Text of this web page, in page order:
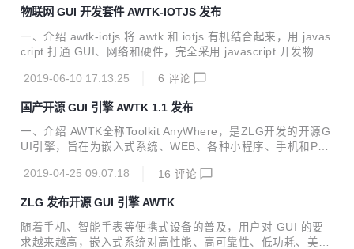
性、控件以及API等，让AWTK支持更多的功能和更炫酷的效
果。 1.2版本更新的内容 细节完善 输入法候选字支持滚动； s
lider支持上下左右键； guage pointer支持锚点； slide view i
ndicator作为独立控件； 完善idl gen工具； 完善doc gen工
具； ...
物联网 GUI 开发套件 AWTK-IOTJS 发布
一、介绍 awtk-iotjs 将 awtk 和 iotjs 有机结合起来，用 javas
cript 打通 GUI、网络和硬件，完全采用 javascript 开发物联
开发平台。它为 javascript 应用程序提供了访问硬件、网络、
码体积还是内存需求，iotjs 都要小很多，是用 javascript 开发
iot 设备应用程序的首选。 关于 AWTK AWTK 全称 Toolkit An
yWhere，是 ZLG 开发的开源 GUI 引擎，旨在为...
2019-06-10 17:13:25 6 评论
国产开源 GUI 引擎 AWTK 1.1 发布
一、介绍 AWTK全称Toolkit AnyWhere，是ZLG开发的开源G
UI引擎，旨在为嵌入式系统、WEB、各种小程序、手机和PC
简单易用、可轻松做出炫酷效果的GUI引擎。 AWTK寓意有两
置GUI。 AWTK源码仓库： 主源码仓库：https://github.com/
zlgopen/awtk 镜像源码仓库：https://gitee.com/zlgopen/awt
k 运行效果截图： 二、最终目标： 支持开发嵌入式应用程
2019-04-25 09:07:18 16 评论
ZLG 发布开源 GUI 引擎 AWTK
随着手机、智能手表等便携式设备的普及，用户对 GUI 的要
求越来越高，嵌入式系统对高性能、高可靠性、低功耗、美观